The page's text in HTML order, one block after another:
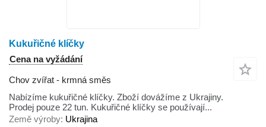
Kukuřičné klíčky
Cena na vyžádání
Chov zvířat - krmná směs
Nabízíme kukuřičné klíčky. Zboží dovážíme z Ukrajiny.
Prodej pouze 22 tun. Kukuřičné klíčky se používají...
Země výroby Ukrajina